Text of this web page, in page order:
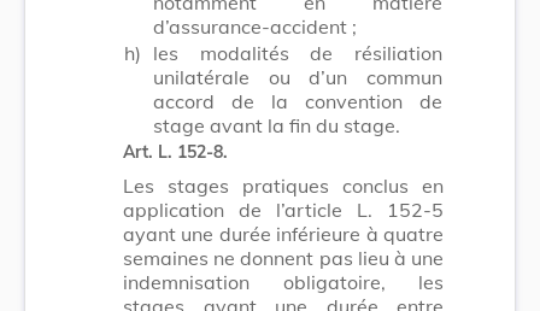
d’assurance-accident ;
h) les modalités de résiliation
unilatérale ou d’un commun
accord de la convention de
stage avant la fin du stage.
Art. L. 152-8.
Les stages pratiques conclus en
application de l’article L. 152-5
ayant une durée inférieure à quatre
semaines ne donnent pas lieu à une
indemnisation obligatoire, les
stages ayant une durée entre